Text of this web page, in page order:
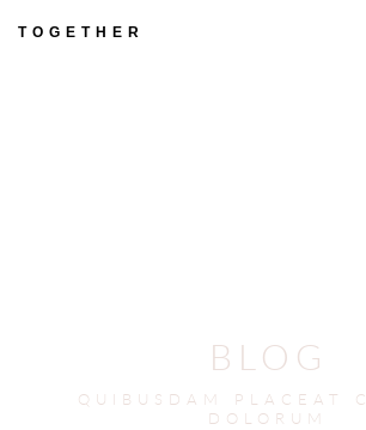
TOGETHER
BLOG
QUIBUSDAM PLACEAT
DOLORUM